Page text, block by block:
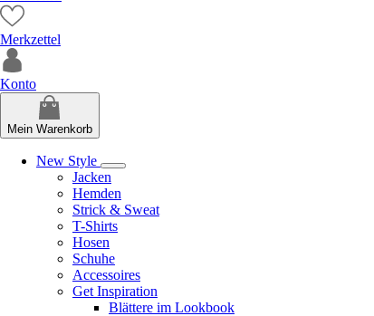
Merkzettel
Konto
Mein Warenkorb
New Style
Jacken
Hemden
Strick & Sweat
T-Shirts
Hosen
Schuhe
Accessoires
Get Inspiration
Blättere im Lookbook